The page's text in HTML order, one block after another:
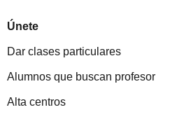
Únete
Dar clases particulares
Alumnos que buscan profesor
Alta centros